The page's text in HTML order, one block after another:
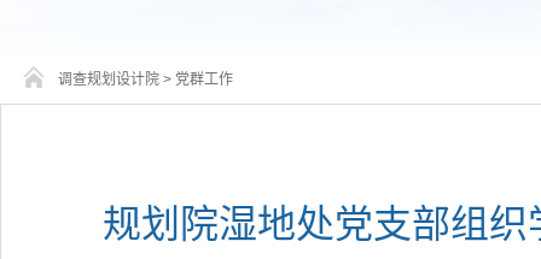
调查规划设计院 > 党群工作
规划院湿地处党支部组